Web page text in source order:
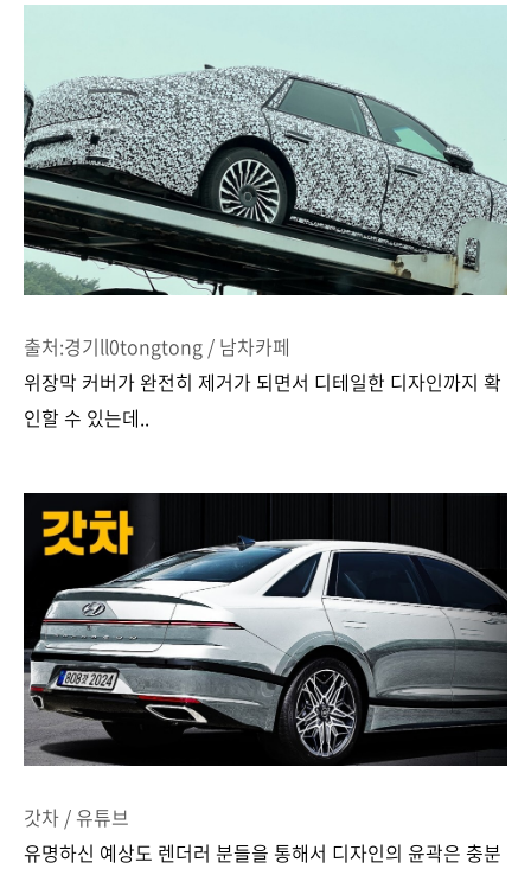
출처:경기ll0tongtong / 남차카페
위장막 커버가 완전히 제거가 되면서 디테일한 디자인까지 확
인할 수 있는데..
갓차 / 유튜브
유명하신 예상도 렌더러 분들을 통해서 디자인의 윤곽은 충분